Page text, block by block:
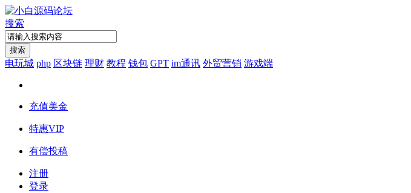
搜索
搜索
电玩城 php 区块链 理财 教程 钱包 GPT im通讯 外贸营销 游戏端
充值美金
特惠VIP
有偿投稿
注册
登录